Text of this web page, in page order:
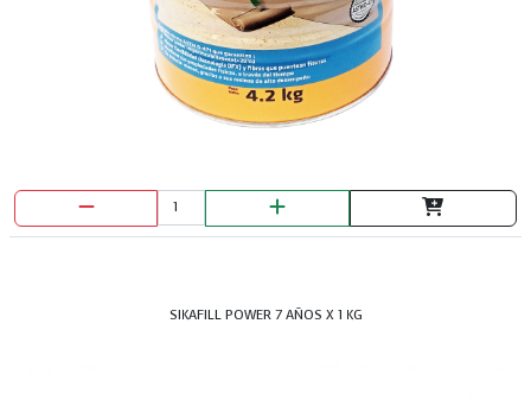
SIKAFILL POWER 7 AÑOS X 1 KG